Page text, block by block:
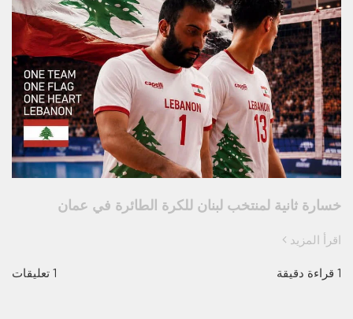
خسارة ثانية لمنتخب لبنان للكرة الطائرة في عمان
اقرأ المزيد
1 قراءة دقيقة 1 تعليقات